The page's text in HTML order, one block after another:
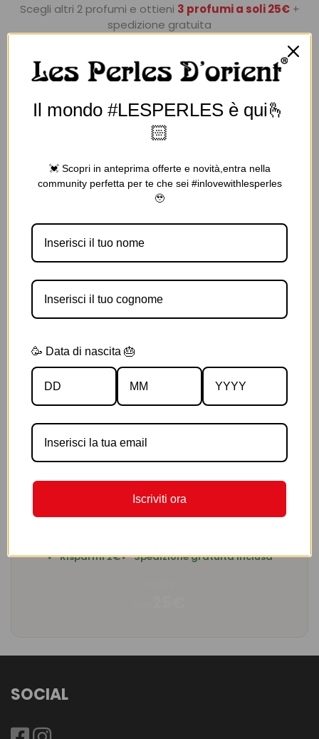
Scegli altri 2 profumi e ottieni 3 profumi a soli 25€+
spedizione gratuita
Parfum de Lune 150 ML Edp Spray
€9.00
RIEPILOGO OFFERTA
Risparmi 2€
Spedizione gratuita inclusa
SOCIAL
Il mondo #LESPERLES è qui🫰
🏻
💓 Scopri in anteprima offerte e novità,entra nella
community perfetta per te che sei #inlovewithlesperles
🥹
🥳 Data di nascita 🎂
Iscriviti ora